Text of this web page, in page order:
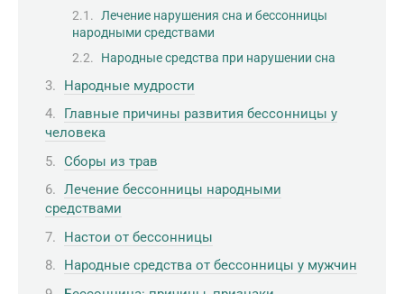
Лечение нарушения сна и бессонницы
народными средствами
Народные средства при нарушении сна
Народные мудрости
Главные причины развития бессонницы у
человека
Сборы из трав
Лечение бессонницы народными
средствами
Настои от бессонницы
Народные средства от бессонницы у мужчин